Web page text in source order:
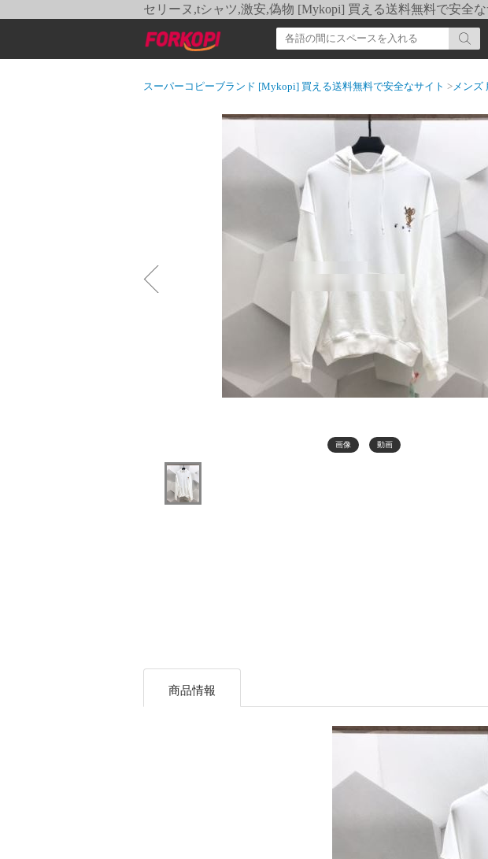
セリーヌ,tシャツ,激安,偽物 [Mykopi] 買える送料無料で安全な
スーパーコピーブランド [Mykopi] 買える送料無料で安全なサイト >メンズ
画像 動画
商品情報